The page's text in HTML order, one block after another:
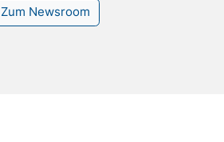
Zum Newsroom